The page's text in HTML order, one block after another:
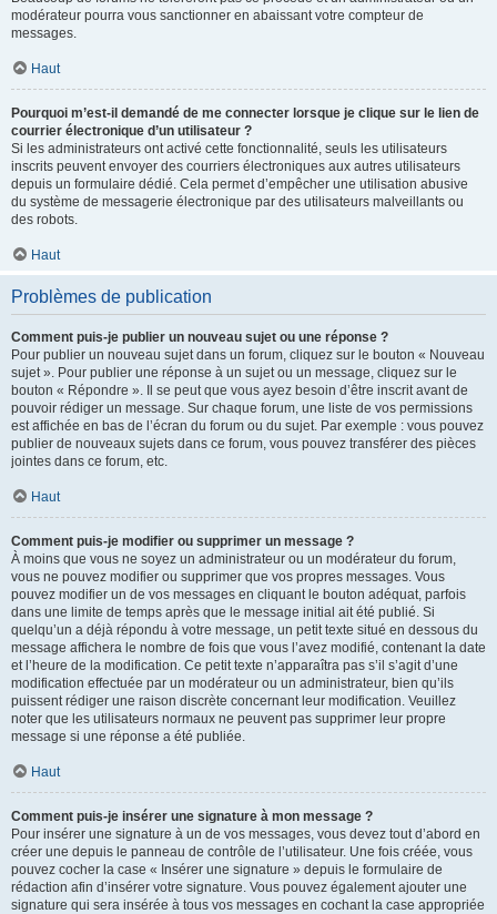
modérateur pourra vous sanctionner en abaissant votre compteur de
messages.
Haut
Pourquoi m’est-il demandé de me connecter lorsque je clique sur le lien de
courrier électronique d’un utilisateur ?
Si les administrateurs ont activé cette fonctionnalité, seuls les utilisateurs
inscrits peuvent envoyer des courriers électroniques aux autres utilisateurs
depuis un formulaire dédié. Cela permet d’empêcher une utilisation abusive
du système de messagerie électronique par des utilisateurs malveillants ou
des robots.
Haut
Problèmes de publication
Comment puis-je publier un nouveau sujet ou une réponse ?
Pour publier un nouveau sujet dans un forum, cliquez sur le bouton « Nouveau
sujet ». Pour publier une réponse à un sujet ou un message, cliquez sur le
bouton « Répondre ». Il se peut que vous ayez besoin d’être inscrit avant de
pouvoir rédiger un message. Sur chaque forum, une liste de vos permissions
est affichée en bas de l’écran du forum ou du sujet. Par exemple : vous pouvez
publier de nouveaux sujets dans ce forum, vous pouvez transférer des pièces
jointes dans ce forum, etc.
Haut
Comment puis-je modifier ou supprimer un message ?
À moins que vous ne soyez un administrateur ou un modérateur du forum,
vous ne pouvez modifier ou supprimer que vos propres messages. Vous
pouvez modifier un de vos messages en cliquant le bouton adéquat, parfois
dans une limite de temps après que le message initial ait été publié. Si
quelqu’un a déjà répondu à votre message, un petit texte situé en dessous du
message affichera le nombre de fois que vous l’avez modifié, contenant la date
et l’heure de la modification. Ce petit texte n’apparaîtra pas s’il s’agit d’une
modification effectuée par un modérateur ou un administrateur, bien qu’ils
puissent rédiger une raison discrète concernant leur modification. Veuillez
noter que les utilisateurs normaux ne peuvent pas supprimer leur propre
message si une réponse a été publiée.
Haut
Comment puis-je insérer une signature à mon message ?
Pour insérer une signature à un de vos messages, vous devez tout d’abord en
créer une depuis le panneau de contrôle de l’utilisateur. Une fois créée, vous
pouvez cocher la case « Insérer une signature » depuis le formulaire de
rédaction afin d’insérer votre signature. Vous pouvez également ajouter une
signature qui sera insérée à tous vos messages en cochant la case appropriée